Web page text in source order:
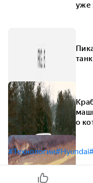
уже
о
#Технологии#Hyundai